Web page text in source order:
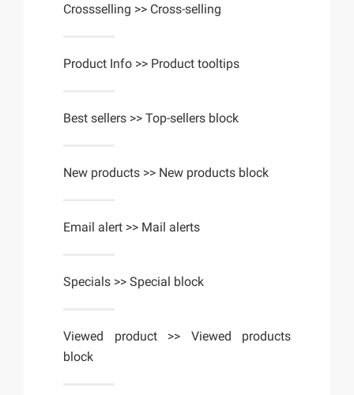
Crossselling >> Cross-selling
Product Info >> Product tooltips
Best sellers >> Top-sellers block
New products >> New products block
Email alert >> Mail alerts
Specials >> Special block
Viewed product >> Viewed products
block